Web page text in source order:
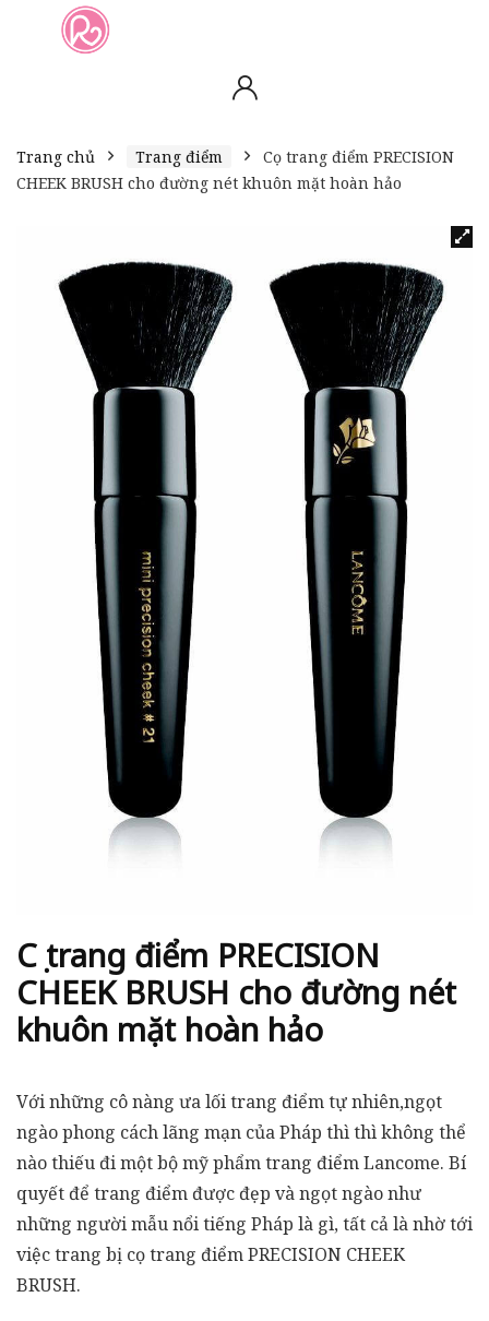
Trang chủ Trang điểm
Cọ trang điểm PRECISION
CHEEK BRUSH cho đường nét khuôn mặt hoàn hảo
Cọ trang điểm PRECISION
CHEEK BRUSH cho đường nét
khuôn mặt hoàn hảo
Với những cô nàng ưa lối trang điểm tự nhiên,ngọt
ngào phong cách lãng mạn của Pháp thì thì không thể
nào thiếu đi một bộ mỹ phẩm trang điểm Lancome. Bí
quyết để trang điểm được đẹp và ngọt ngào như
những người mẫu nổi tiếng Pháp là gì, tất cả là nhờ tới
việc trang bị cọ trang điểm PRECISION CHEEK
BRUSH.